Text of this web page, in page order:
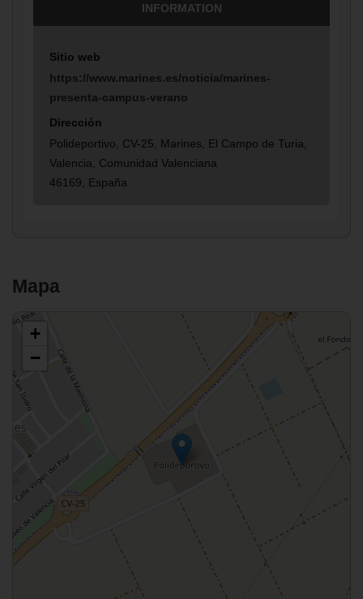
INFORMATION
Sitio web
https://www.marines.es/noticia/marines-
presenta-campus-verano
Dirección
Polideportivo, CV-25, Marines, El Campo de Turia,
Valencia, Comunidad Valenciana
46169, España
Mapa
+
−